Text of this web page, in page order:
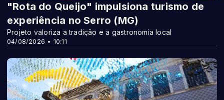
04/08/2026 • 10:11
"Rota do Queijo" impulsiona turismo de
experiência no Serro (MG)
Projeto valoriza a tradição e a gastronomia local